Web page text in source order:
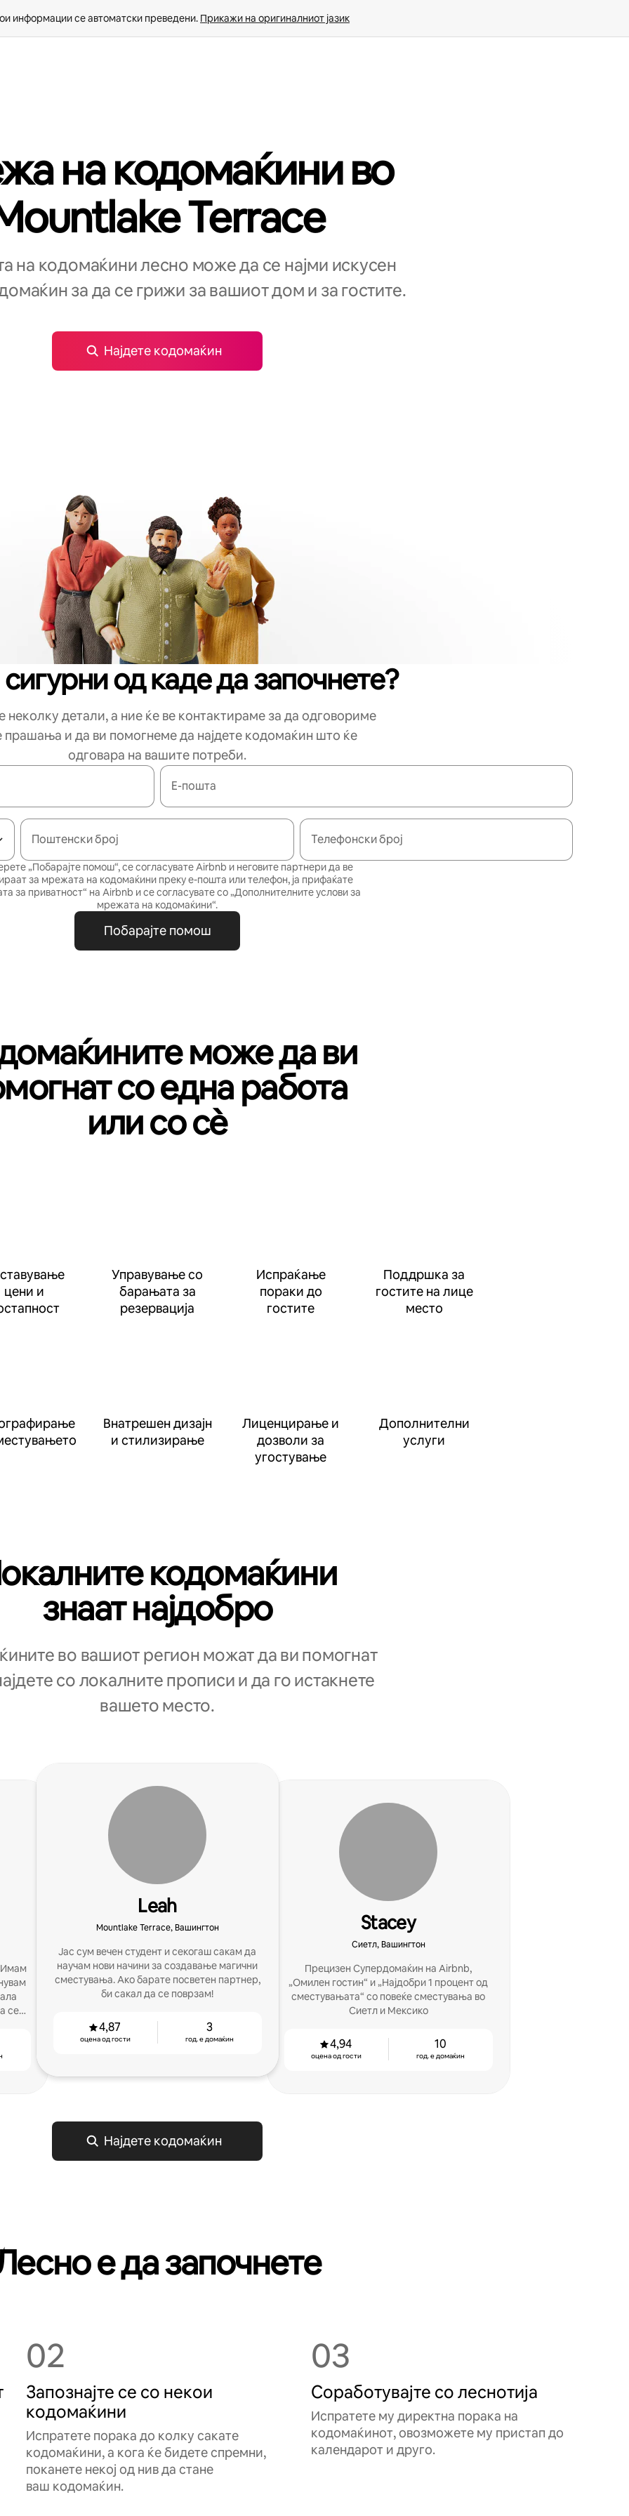
информации се автоматски преведени. Прикажи на оригиналниот јазик
на кодомаќини во
Terrace
на кодомаќини лесно може да се најми искусен
за да се грижи за вашиот дом и за гостите.
Најдете кодомаќин
од каде да започнете?
неколку детали, а ние ќе ве контактираме за да одговориме
прашања и да ви помогнеме да најдете кодомаќин што ќе
одговара на вашите потреби.
Е-пошта
Поштенски број Телефонски број
„Побарајте помош“, се согласувате Airbnb и неговите партнери да ве
за мрежата на кодомаќини преку е-пошта или телефон, ја прифаќате
за приватност“ на Airbnb и се согласувате со„Дополнителните услови за
мрежата на кодомаќини“.
Побарајте помош
може да ви
со една работа
или со сѐ
цени и
Управување со
барањата за
резервација
Испраќање
пораки до
гостите
Поддршка за
гостите на лице
место
Внатрешен дизајн
и стилизирање
Лиценцирање и
дозволи за
угостување
Дополнителни
услуги
кодомаќини
знаат најдобро
во вашиот регион можат да ви помогнат
со локалните прописи и да го истакнете
вашето место.
Имам
се
Leah
Mountlake Terrace, Вашингтон
Јас сум вечен студент и секогаш сакам да
научам нови начини за создавање магични
сместувања. Ако барате посветен партнер,
би сакал да се поврзам!
4,87
оцена од гости
3
год. е домаќин
Stacey
Сиетл, Вашингтон
Прецизен Супердомаќин на Airbnb,
„Омилен гостин“ и „Најдобри 1 процент од
сместувањата“ со повеќе сместувања во
Сиетл и Мексико
4,94
оцена од гости
10
год. е домаќин
Најдете кодомаќин
е да започнете
02
Запознајте се со некои
кодомаќини
Испратете порака до колку сакате
кодомаќини, а кога ќе бидете спремни,
поканете некој од нив да стане
ваш кодомаќин.
03
Соработувајте со леснотија
Испратете му директна порака на
кодомаќинот, овозможете му пристап до
календарот и друго.